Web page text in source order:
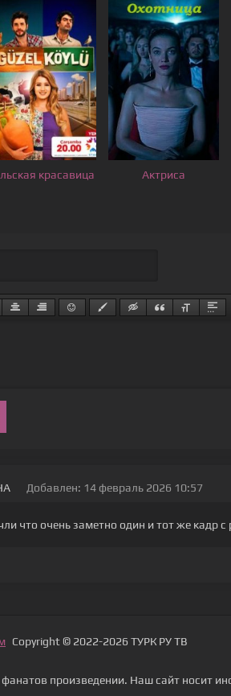
красавица Актриса
Добавлен: 14 февраль 2026 10:57
что очень заметно один и тот же кадр
Copyright © 2022-2026 ТУРК РУ ТВ
произведении. Наш сайт носит